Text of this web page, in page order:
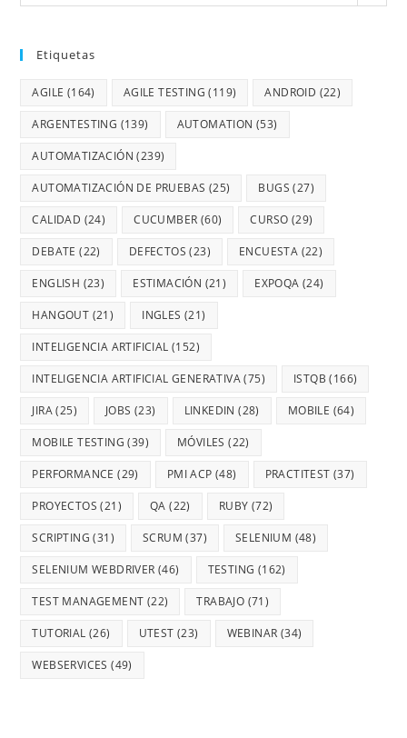
Etiquetas
AGILE (164) AGILE TESTING (119) ANDROID (22)
ARGENTESTING (139) AUTOMATION (53)
AUTOMATIZACIÓN (239)
AUTOMATIZACIÓN DE PRUEBAS (25) BUGS (27)
CALIDAD (24) CUCUMBER (60) CURSO (29)
DEBATE (22) DEFECTOS (23) ENCUESTA (22)
ENGLISH (23) ESTIMACIÓN (21) EXPOQA (24)
HANGOUT (21) INGLES (21)
INTELIGENCIA ARTIFICIAL (152)
INTELIGENCIA ARTIFICIAL GENERATIVA(75) ISTQB (166)
JIRA(25) JOBS (23) LINKEDIN (28) MOBILE (64)
MOBILE TESTING (39) MÓVILES (22)
PERFORMANCE (29) PMI ACP (48) PRACTITEST (37)
PROYECTOS (21) QA (22) RUBY (72)
SCRIPTING (31) SCRUM (37) SELENIUM (48)
SELENIUM WEBDRIVER (46) TESTING (162)
TEST MANAGEMENT (22) TRABAJO (71)
TUTORIAL (26) UTEST (23) WEBINAR (34)
WEBSERVICES (49)